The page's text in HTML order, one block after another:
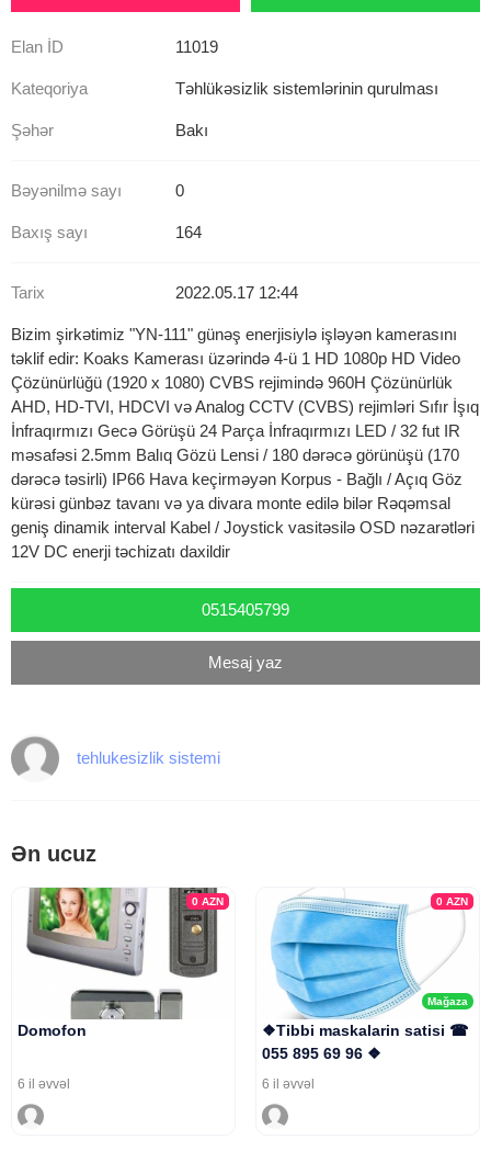
Elan İD 11019
Kateqoriya Təhlükəsizlik sistemlərinin qurulması
Şəhər Bakı
Bəyənilmə sayı 0
Baxış sayı 164
Tarix 2022.05.17 12:44
Bizim şirkətimiz "YN-111" günəş enerjisiylə işləyən kamerasını
təklif edir: Koaks Kamerası üzərində 4-ü 1 HD 1080p HD Video
Çözünürlüğü (1920 x 1080) CVBS rejimində 960H Çözünürlük
AHD, HD-TVI, HDCVI və Analog CCTV (CVBS) rejimləri Sıfır İşıq
İnfraqırmızı Gecə Görüşü 24 Parça İnfraqırmızı LED / 32 fut IR
məsafəsi 2.5mm Balıq Gözü Lensi / 180 dərəcə görünüşü (170
dərəcə təsirli) IP66 Hava keçirməyən Korpus - Bağlı / Açıq Göz
kürəsi günbəz tavanı və ya divara monte edilə bilər Rəqəmsal
geniş dinamik interval Kabel / Joystick vasitəsilə OSD nəzarətləri
12V DC enerji təchizatı daxildir
0515405799
Mesaj yaz
tehlukesizlik sistemi
Ən ucuz
0AZN
Domofon
6 il əvvəl
Mağaza
0 AZN
❖Tibbi maskalarin satisi ☎
055 895 69 96 ❖
6 il əvvəl